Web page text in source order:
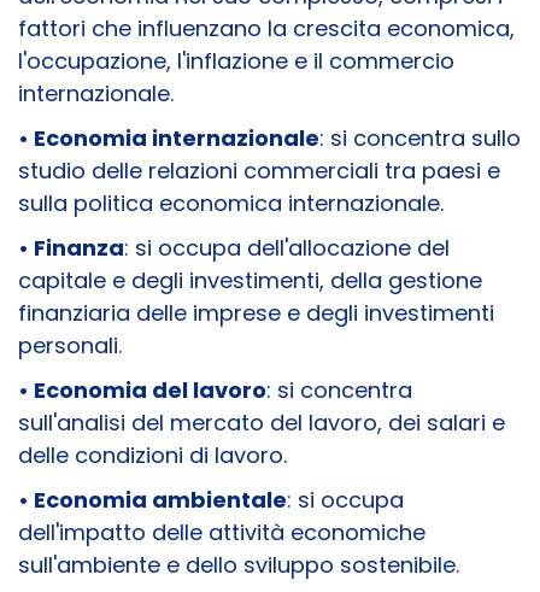
fattori che influenzano la crescita economica,
l'occupazione, l'inflazione e il commercio
internazionale.
• Economia internazionale: si concentra sullo
studio delle relazioni commerciali tra paesi e
sulla politica economica internazionale.
• Finanza: si occupa dell'allocazione del
capitale e degli investimenti, della gestione
finanziaria delle imprese e degli investimenti
personali.
• Economia del lavoro: si concentra
sull'analisi del mercato del lavoro, dei salari e
delle condizioni di lavoro.
• Economia ambientale: si occupa
dell'impatto delle attività economiche
sull'ambiente e dello sviluppo sostenibile.